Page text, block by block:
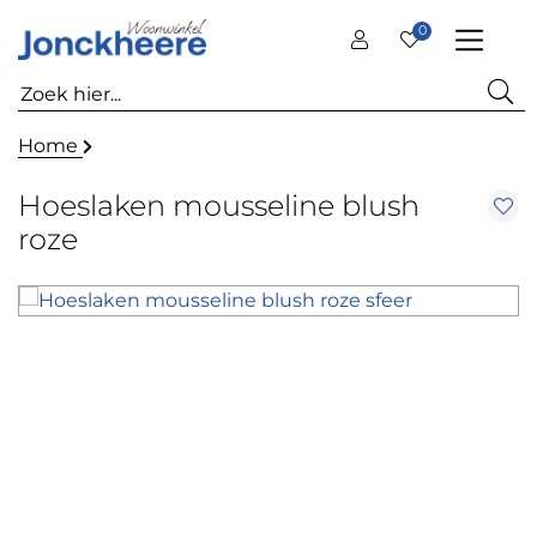
0
Home
Hoeslaken mousseline blush
roze